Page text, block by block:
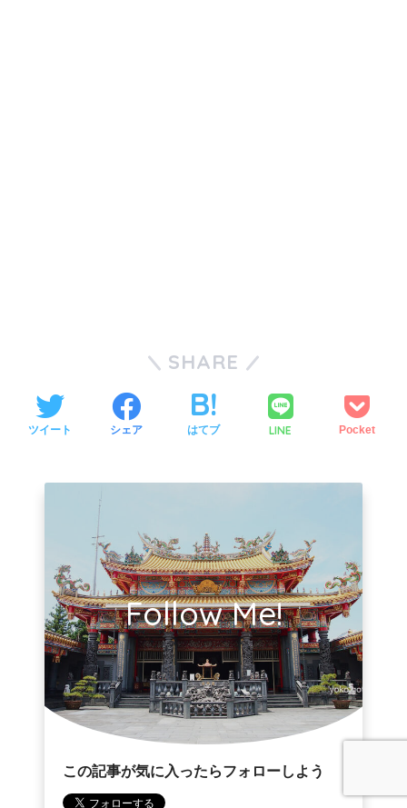
SHARE
ツイート シェア はてブ LINE Pocket
Follow Me!
この記事が気に入ったらフォローしよう